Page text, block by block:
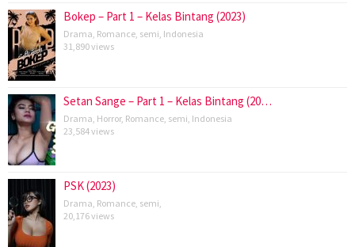
Bokep – Part 1 – Kelas Bintang (2023)
Drama, Romance, semi, Indonesia
31,890 views
Setan Sange – Part 1 – Kelas Bintang (20…
Drama, Horror, Romance, semi, Indonesia
23,584 views
PSK (2023)
Drama, Romance, semi,
20,176 views